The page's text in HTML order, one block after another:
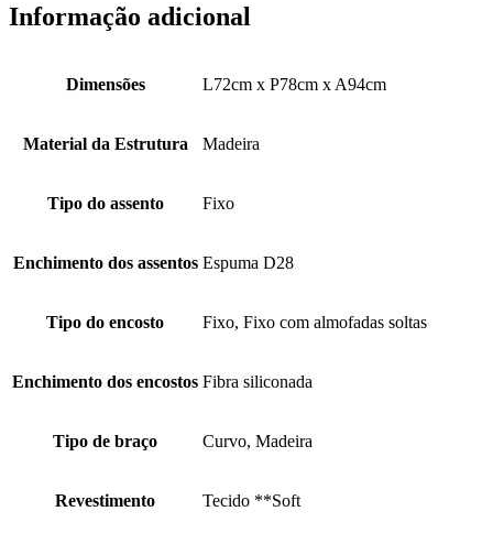
Informação adicional
Dimensões L72cm x P78cm x A94cm
Material da Estrutura Madeira
Tipo do assento Fixo
Enchimento dos assentos Espuma D28
Tipo do encosto Fixo, Fixo com almofadas soltas
Enchimento dos encostos Fibra siliconada
Tipo de braço Curvo, Madeira
Revestimento Tecido **Soft